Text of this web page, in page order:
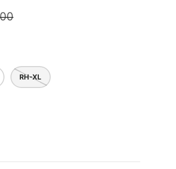
Preis
RH-XL